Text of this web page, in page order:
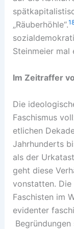
„Räuberhöhle“.
Steinmeier mal
Im Zeitraffer
Die
Faschismus
etlichen
Jahrhunderts
als der
geht diese
vonstatten.
Faschisten im
evidenter